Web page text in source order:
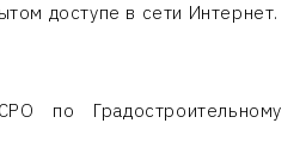
доступе в сети Интернет.
по Градостроительному